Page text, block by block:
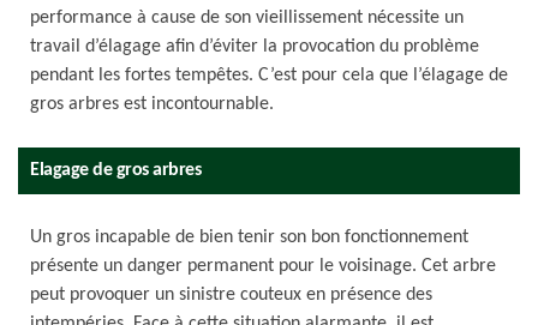
performance à cause de son vieillissement nécessite un
travail d’élagage afin d’éviter la provocation du problème
pendant les fortes tempêtes. C’est pour cela que l’élagage de
gros arbres est incontournable.
Elagage de gros arbres
Un gros incapable de bien tenir son bon fonctionnement
présente un danger permanent pour le voisinage. Cet arbre
peut provoquer un sinistre couteux en présence des